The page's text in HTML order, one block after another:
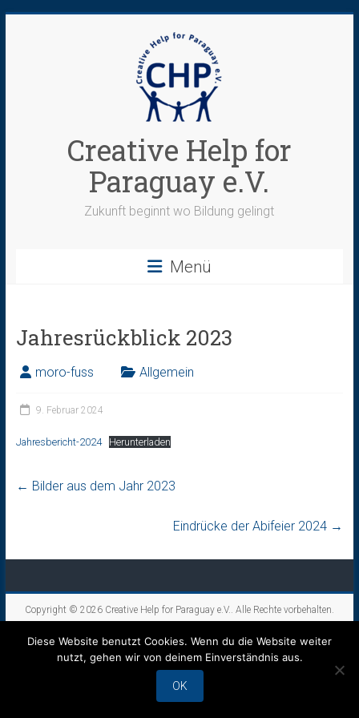
Creative Help for
Paraguay e.V.
Zukunft beginnt wo Bildung gelingt
Menü
Jahresrückblick 2023
moro-fuss Allgemein
9. Februar 2024
Jahresbericht-2024 Herunterladen
← Bilder aus dem Jahr 2023
Eindrücke der Abifeier 2024 →
Copyright © 2026 Creative Help for Paraguay e.V.. Alle Rechte vorbehalten.
Diese Website benutzt Cookies. Wenn du die Website weiter
nutzt, gehen wir von deinem Einverständnis aus.
OK